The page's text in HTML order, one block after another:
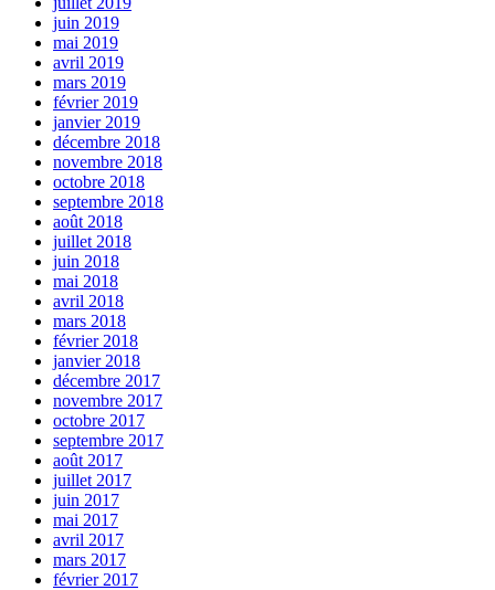
juin 2019
mai 2019
avril 2019
mars 2019
février 2019
janvier 2019
décembre 2018
novembre 2018
octobre 2018
septembre 2018
août 2018
juillet 2018
juin 2018
mai 2018
avril 2018
mars 2018
février 2018
janvier 2018
décembre 2017
novembre 2017
octobre 2017
septembre 2017
août 2017
juillet 2017
juin 2017
mai 2017
avril 2017
mars 2017
février 2017